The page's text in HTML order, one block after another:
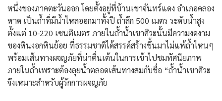
หนึ่งของภาคตะวันออก โดยตั้งอยู่ที่บ้านเขาจันทร์แดง อำเภอคลอง
หาด เป็นถ้ำที่มีน้ำไหลออกมาทั้งปี ถ้ำลึก 500 เมตร ระดับน้ำสูง
ตั้งแต่ 10-220 เซนติเมตร ภายในถ้ำน้ำเขาศิวะนั้นมีความงดงาม
ของหินงอกหินย้อย ที่ธรรมชาติได้สรรค์สร้างขึ้นมาไม่แพ้ถ้ำไหนๆ
พร้อมเส้นทางผจญภัยที่น่าตื่นเต้นในการเข้าไปชมทัศนียภาพ
ภายในถ้ำเพราะต้องลุยน้ำตลอดเส้นทางสมกับชื่อ “ถ้ำน้ำเขาศิวะ
จึงเหมาะสำหรับผู้รักการผจญภัย